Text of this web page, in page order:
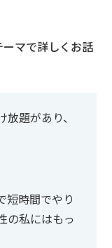
マで詳しくお話
題があり、
短時間でやり
の私にはもっ